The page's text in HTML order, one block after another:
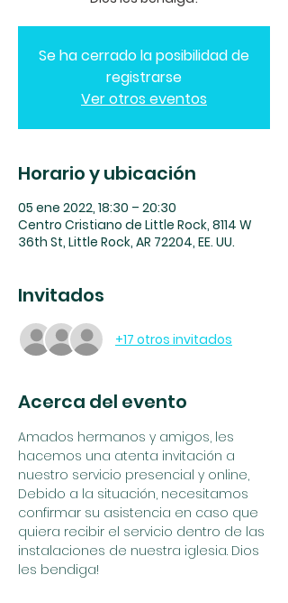
Se ha cerrado la posibilidad de
registrarse
Ver otros eventos
Horario y ubicación
05 ene 2022, 18:30 – 20:30
Centro Cristiano de Little Rock, 8114 W
36th St, Little Rock, AR 72204, EE. UU.
Invitados
+17 otros invitados
Acerca del evento
Amados hermanos y amigos, les
hacemos una atenta invitación a
nuestro servicio presencial y online,
Debido a la situación, necesitamos
confirmar su asistencia en caso que
quiera recibir el servicio dentro de las
instalaciones de nuestra iglesia. Dios
les bendiga!